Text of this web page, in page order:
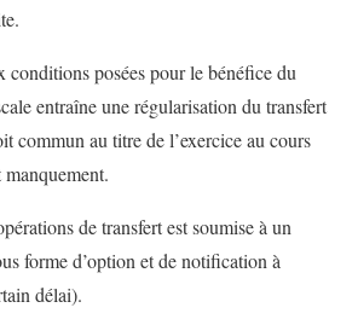
conditions posées pour le bénéfice du
entraîne une régularisation du transfert
commun au titre de l’exercice au cours
de transfert est soumise à un
forme d’option et de notification à
délai).